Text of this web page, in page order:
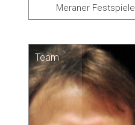
Meraner Festspiele
Team